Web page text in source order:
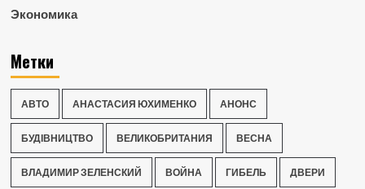
Экономика
Метки
АВТО АНАСТАСИЯ ЮХИМЕНКО АНОНС
БУДІВНИЦТВО ВЕЛИКОБРИТАНИЯ ВЕСНА
ВЛАДИМИР ЗЕЛЕНСКИЙ ВОЙНА ГИБЕЛЬ ДВЕРИ